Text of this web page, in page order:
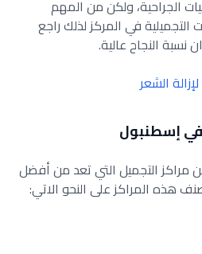
الجراحية، ولكن من المهم
التجميلية في المركز لذلك راجع
نسبة النجاح عالية.
الشعر
إسطنبول
مراكز التجميل التي تعد من أفضل
هذه المراكز على النحو الاتي: